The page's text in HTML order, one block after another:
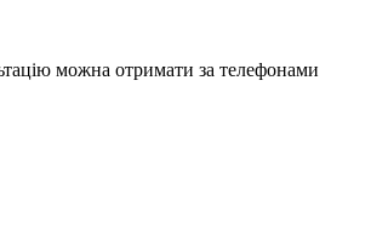
можна отримати за телефонами